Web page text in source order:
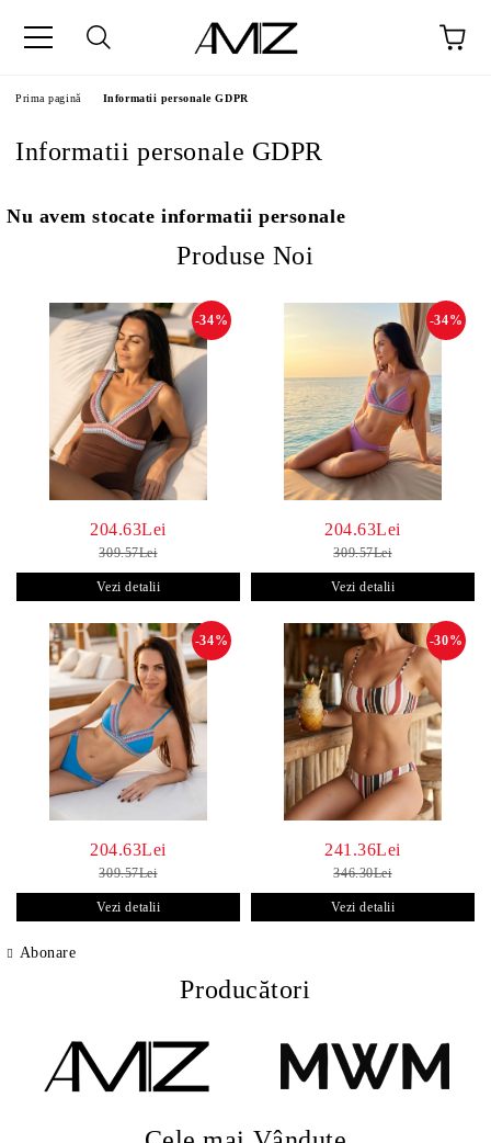
Prima pagină Informatii personale GDPR
Informatii personale GDPR
Nu avem stocate informatii personale
Produse Noi
-34%
204.63Lei
309.57Lei
Vezi detalii
-34%
204.63Lei
309.57Lei
Vezi detalii
-34%
204.63Lei
309.57Lei
Vezi detalii
-30%
241.36Lei
346.30Lei
Vezi detalii
Abonare
Producători